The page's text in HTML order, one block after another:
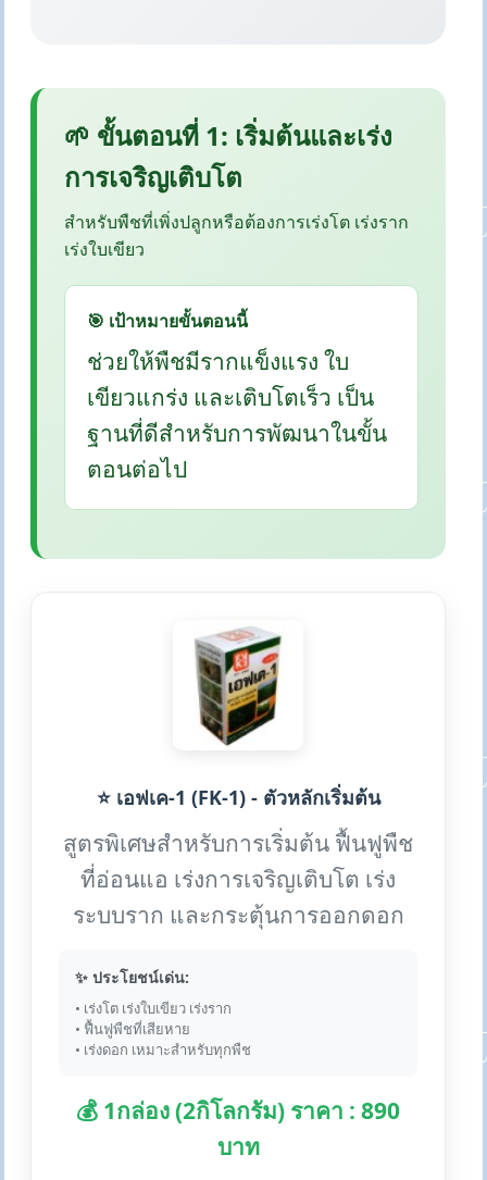
🌱 ขั้นตอนที่ 1: เริ่มต้นและเร่ง
การเจริญเติบโต
สำหรับพืชที่เพิ่งปลูกหรือต้องการเร่งโต เร่งราก
เร่งใบเขียว
🎯 เป้าหมายขั้นตอนนี้
ช่วยให้พืชมีรากแข็งแรง ใบ
เขียวแกร่ง และเติบโตเร็ว เป็น
ฐานที่ดีสำหรับการพัฒนาในขั้น
ตอนต่อไป
⭐ เอฟเค-1 (FK-1) - ตัวหลักเริ่มต้น
สูตรพิเศษสำหรับการเริ่มต้น ฟื้นฟูพืช
ที่อ่อนแอ เร่งการเจริญเติบโต เร่ง
ระบบราก และกระตุ้นการออกดอก
✨ ประโยชน์เด่น:
• เร่งโต เร่งใบเขียว เร่งราก
• ฟื้นฟูพืชที่เสียหาย
• เร่งดอก เหมาะสำหรับทุกพืช
💰 1กล่อง (2กิโลกรัม) ราคา : 890
บาท